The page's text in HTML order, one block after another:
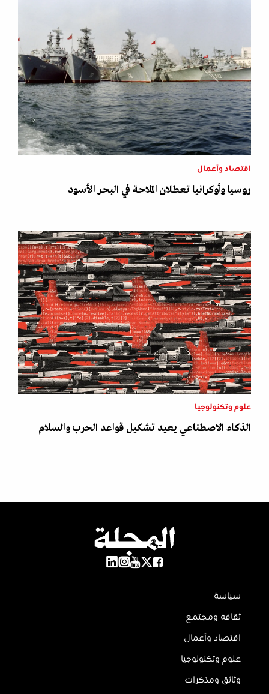
اقتصاد وأعمال
روسيا وأوكرانيا تعطلان الملاحة في البحر الأسود
علوم وتكنولوجيا
الذكاء الاصطناعي يعيد تشكيل قواعد الحرب والسلام
سياسة
ثقافة ومجتمع
اقتصاد وأعمال
علوم وتكنولوجيا
وثائق ومذكرات